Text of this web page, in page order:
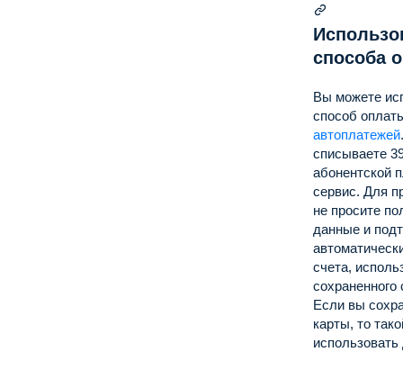
способа
Вы можете
способ
автоплатежей.
списываете
абонентской
сервис. Для
не просите
данные и
счета,
Если вы
карты, то